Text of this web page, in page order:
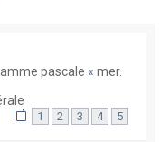
pascale « mer.
1 2 3 4 5